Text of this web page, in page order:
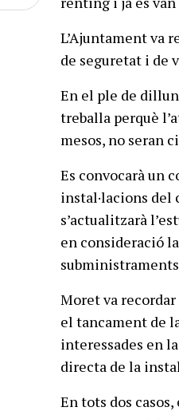
L’Ajuntament va
de seguretat i de
En el ple de
treballa perquè
mesos, no seran
Es convocarà un
instal·lacions del
s’actualitzarà
en consideració
subministraments
Moret va
el tancament de
interessades en
directa de la
En tots dos